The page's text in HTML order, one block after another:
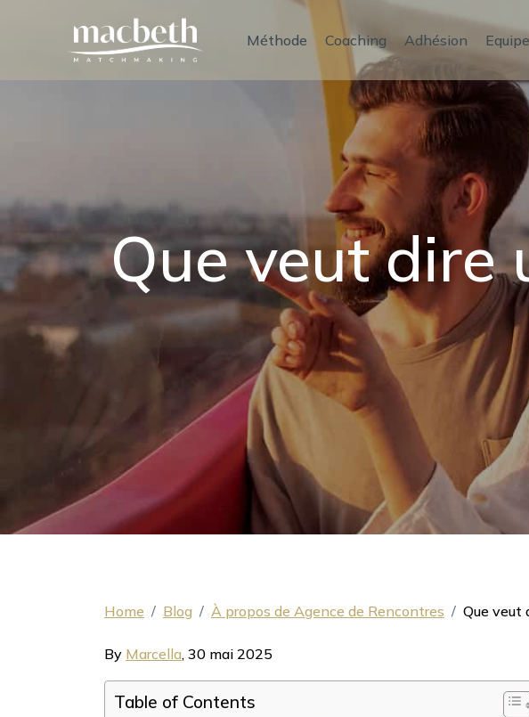
Méthode Coaching Adhésion Equipe
Que veut dire
Home Blog À propos de Agence de Rencontres Que veut
By Marcella, 30 mai 2025
Table of Contents